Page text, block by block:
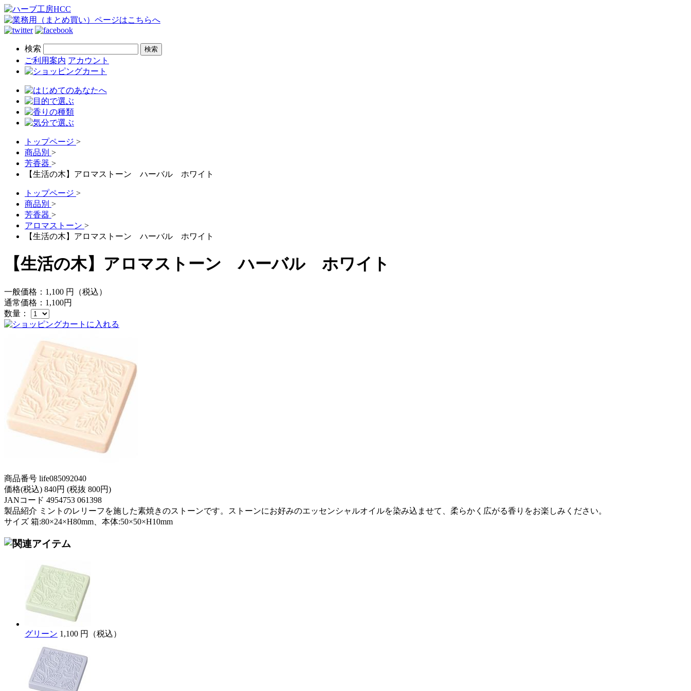
検索
ご利用案内 アカウント
トップページ >
商品別 >
芳香器 >
【生活の木】アロマストーン ハーバル ホワイト
トップページ >
商品別 >
芳香器 >
アロマストーン >
【生活の木】アロマストーン ハーバル ホワイト
【生活の木】アロマストーン ハーバル ホワイト
一般価格： 1,100 円（税込）
通常価格： 1,100円
数量：
商品番号 life085092040
価格(税込) 840円 (税抜 800円)
JANコード 4954753 061398
製品紹介 ミントのレリーフを施した素焼きのストーンです。ストーンにお好みのエッセンシャルオイルを染み込ませて、柔らかく広がる香りをお楽しみください。
サイズ 箱:80×24×H80mm、本体:50×50×H10mm
グリーン 1,100 円（税込）